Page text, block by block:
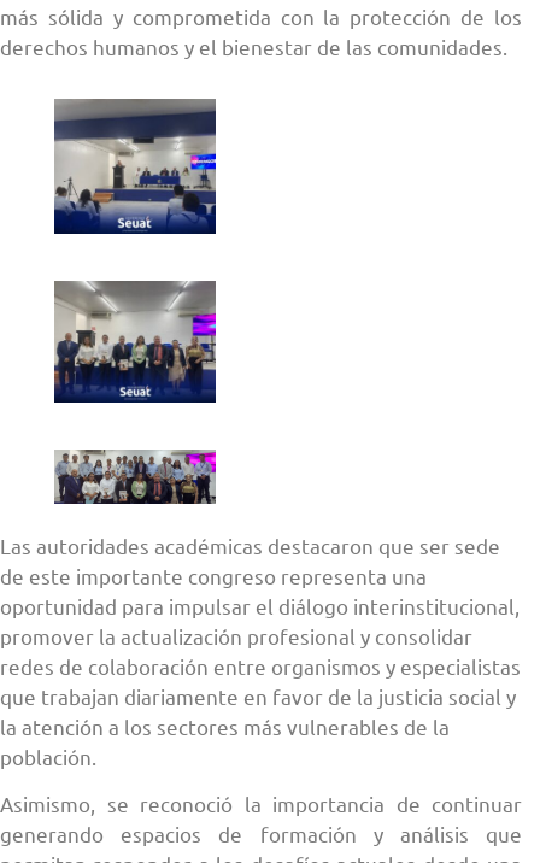
más sólida y comprometida con la protección de los
derechos humanos y el bienestar de las comunidades.
Las autoridades académicas destacaron que ser sede
de este importante congreso representa una
oportunidad para impulsar el diálogo interinstitucional,
promover la actualización profesional y consolidar
redes de colaboración entre organismos y especialistas
que trabajan diariamente en favor de la justicia social y
la atención a los sectores más vulnerables de la
población.
Asimismo, se reconoció la importancia de continuar
generando espacios de formación y análisis que